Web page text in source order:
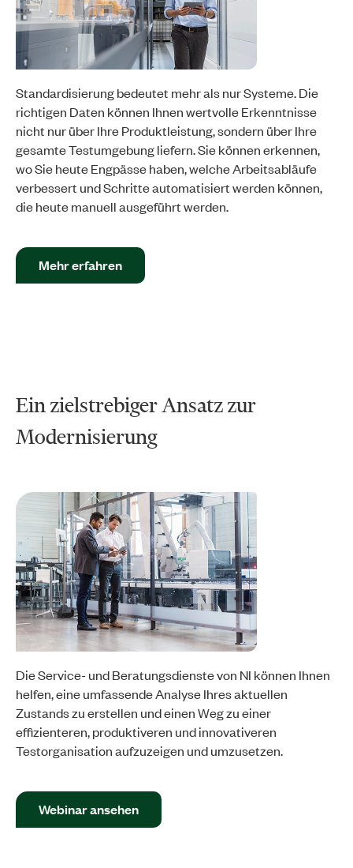
Standardisierung bedeutet mehr als nur Systeme. Die
richtigen Daten können Ihnen wertvolle Erkenntnisse
nicht nur über Ihre Produktleistung, sondern über Ihre
gesamte Testumgebung liefern. Sie können erkennen,
wo Sie heute Engpässe haben, welche Arbeitsabläufe
verbessert und Schritte automatisiert werden können,
die heute manuell ausgeführt werden.
Mehr erfahren
Ein zielstrebiger Ansatz zur
Modernisierung
Die Service- und Beratungsdienste von NI können Ihnen
helfen, eine umfassende Analyse Ihres aktuellen
Zustands zu erstellen und einen Weg zu einer
effizienteren, produktiveren und innovativeren
Testorganisation aufzuzeigen und umzusetzen.
Webinar ansehen